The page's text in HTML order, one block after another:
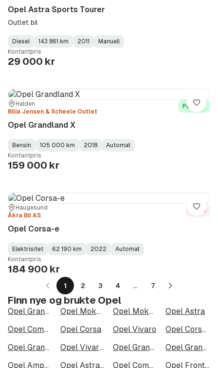
Opel Astra Sports Tourer
Outlet bil
Fuel
Type:
Diesel
Kilometerstand:
143 861 km
Model
Year:
2011
Gearbox
Type:
Manuell
Kontantpris
29 000 kr
Sted:Halden
Forhandler:
Bilia Jensen & Scheele Outlet
På lager
Opel Grandland X
Fuel
Type:
Bensin
Kilometerstand:
105 000 km
Model
Year:
2018
Gearbox
Type:
Automat
Kontantpris
159 000 kr
Lagre
Sted:Haugesund
Forhandler:
Åkra Bil AS
Solgt
Opel Corsa-e
Fuel
Type:
Elektrisitet
Kilometerstand:
62 190 km
Model
Year:
2022
Gearbox
Type:
Automat
Kontantpris
184 900 kr
Lagre
1 2 3 4 … 7
Neste
Finn nye og brukte Opel
Opel Grandland X Opel Mokka Opel Mokka-e
Opel Astra
Opel Combo
Opel Corsa Opel Vivaro
Opel Corsa-e
Opel Grandland Hybrid4 300
Opel Vivaro-e Varebil Opel Grandland Electric
Opel Grandland Electric AWD
Opel Ampera-e
Opel Astra Sports Tourer Electric Opel Combo Cargo XL Opel Frontera